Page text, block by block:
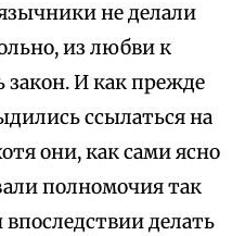
не делали
из любви к
закон. И как прежде
ссылаться на
они, как сами ясно
полномочия так
делать